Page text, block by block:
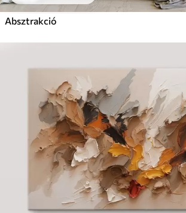
Absztrakció